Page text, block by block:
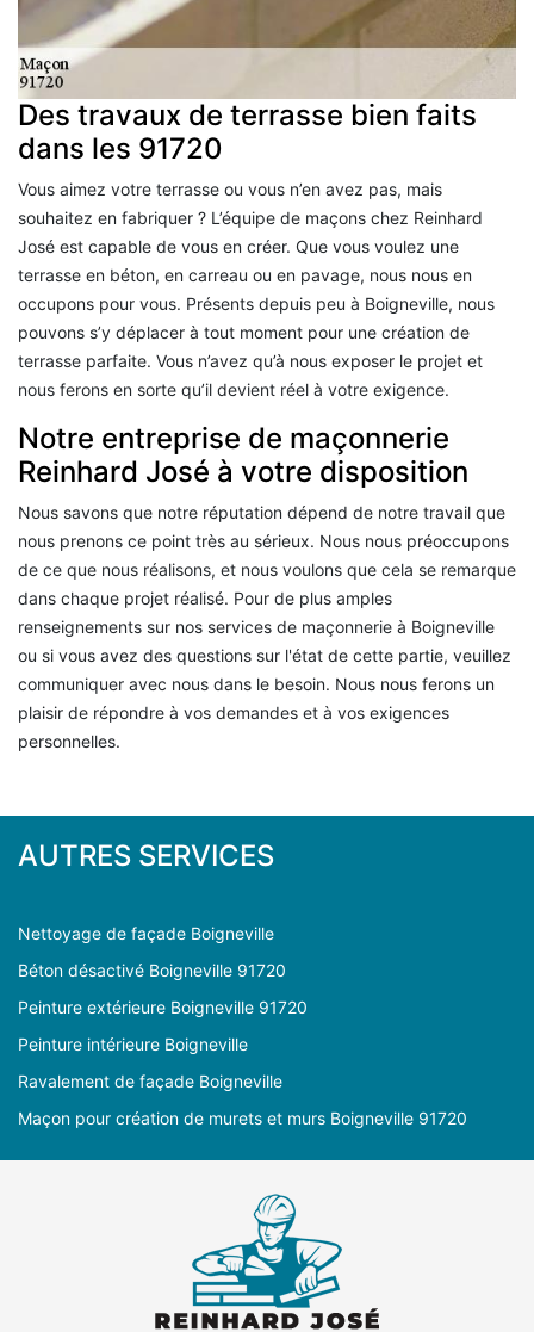
Des travaux de terrasse bien faits
dans les 91720
Vous aimez votre terrasse ou vous n’en avez pas, mais
souhaitez en fabriquer ? L’équipe de maçons chez Reinhard
José est capable de vous en créer. Que vous voulez une
terrasse en béton, en carreau ou en pavage, nous nous en
occupons pour vous. Présents depuis peu à Boigneville, nous
pouvons s’y déplacer à tout moment pour une création de
terrasse parfaite. Vous n’avez qu’à nous exposer le projet et
nous ferons en sorte qu’il devient réel à votre exigence.
Notre entreprise de maçonnerie
Reinhard José à votre disposition
Nous savons que notre réputation dépend de notre travail que
nous prenons ce point très au sérieux. Nous nous préoccupons
de ce que nous réalisons, et nous voulons que cela se remarque
dans chaque projet réalisé. Pour de plus amples
renseignements sur nos services de maçonnerie à Boigneville
ou si vous avez des questions sur l'état de cette partie, veuillez
communiquer avec nous dans le besoin. Nous nous ferons un
plaisir de répondre à vos demandes et à vos exigences
personnelles.
AUTRES SERVICES
Nettoyage de façade Boigneville
Béton désactivé Boigneville 91720
Peinture extérieure Boigneville 91720
Peinture intérieure Boigneville
Ravalement de façade Boigneville
Maçon pour création de murets et murs Boigneville 91720